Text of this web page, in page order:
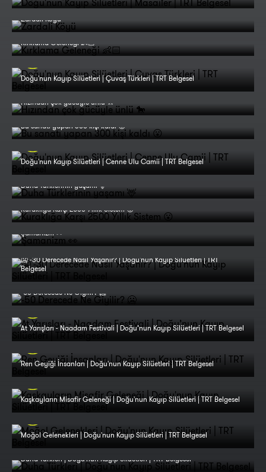
Zardali Köyü
Kırklama Geleneği 👶🏻
Doğu'nun Kayıp Silüetleri | Çuvaş Türkleri | TRT Belgesel
Hızından çok gücüyle ünlü 🐎
Bu sanatı yapan 300 kişi kaldı 😮
Doğu'nun Kayıp Silüetleri | Cenne Ulu Camii | TRT Belgesel
Duha Türklerinin yaşamı 🦌
Kuraklığa Karşı 2500 Yıllık Sistem 😮
Şamanizm 👀
🥶 -30 Derecede Nasıl Yaşanır? | Doğu'nun Kayıp Silüetleri | TRT
Belgesel
-50 Derecede Ne Giyilir? 🥶
At Yarışları - Naadam Festivali | Doğu’nun Kayıp Silüetleri | TRT Belgesel
Ren Geyiği İnsanları | Doğu'nun Kayıp Silüetleri | TRT Belgesel
Kaşkayların Misafir Geleneği | Doğu'nun Kayıp Silüetleri | TRT Belgesel
Moğol Gelenekleri | Doğu'nun Kayıp Silüetleri | TRT Belgesel
Duha Türkleri | Doğu'nun Kayıp Silüetleri | TRT Belgesel